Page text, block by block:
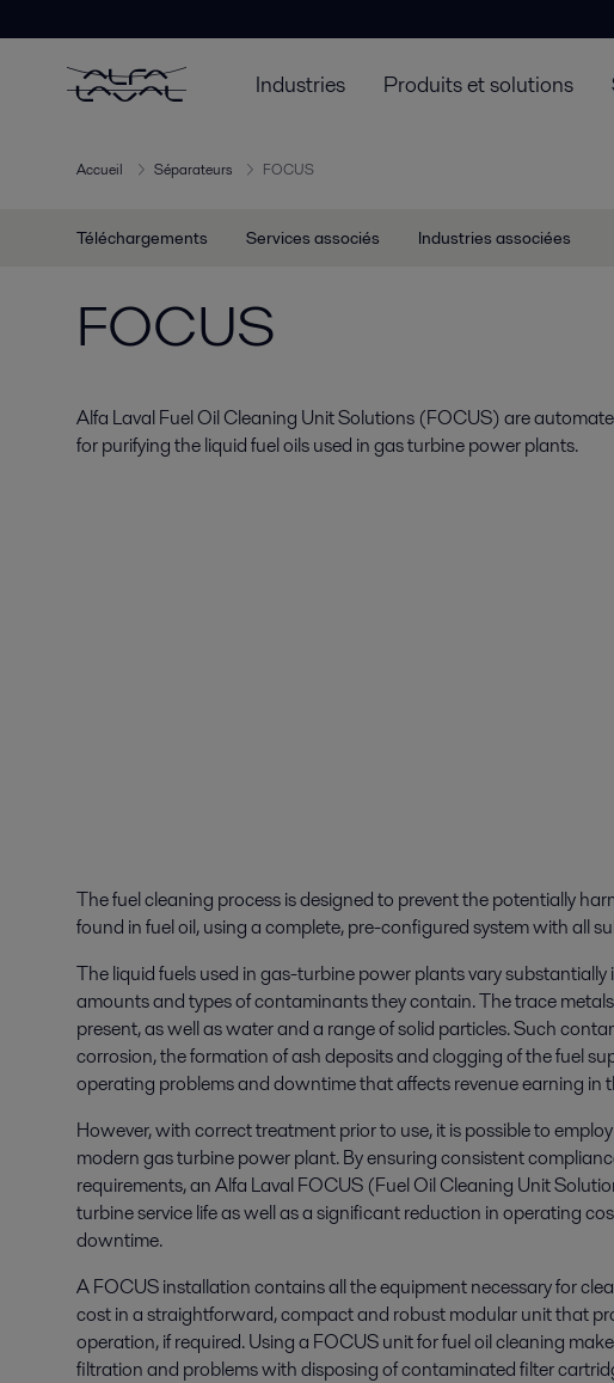
Industries Produits et solutions
Accueil Séparateurs FOCUS
Téléchargements Services associés Industries associées
FOCUS
Alfa Laval Fuel Oil Cleaning Unit Solutions (FOCUS) are
for purifying the liquid fuel oils used in gas turbine power plants.
The fuel cleaning process is designed to prevent the potentially
found in fuel oil, using a complete, pre-configured system with all
The liquid fuels used in gas-turbine power plants vary
amounts and types of contaminants they contain. The trace
present, as well as water and a range of solid particles. Such
corrosion, the formation of ash deposits and clogging of the fuel
operating problems and downtime that affects revenue earning in
However, with correct treatment prior to use, it is possible to
modern gas turbine power plant. By ensuring consistent
requirements, an Alfa Laval FOCUS (Fuel Oil Cleaning Unit
turbine service life as well as a significant reduction in operating
downtime.
A FOCUS installation contains all the equipment necessary for
cost in a straightforward, compact and robust modular unit that
operation, if required. Using a FOCUS unit for fuel oil cleaning
filtration and problems with disposing of contaminated filter